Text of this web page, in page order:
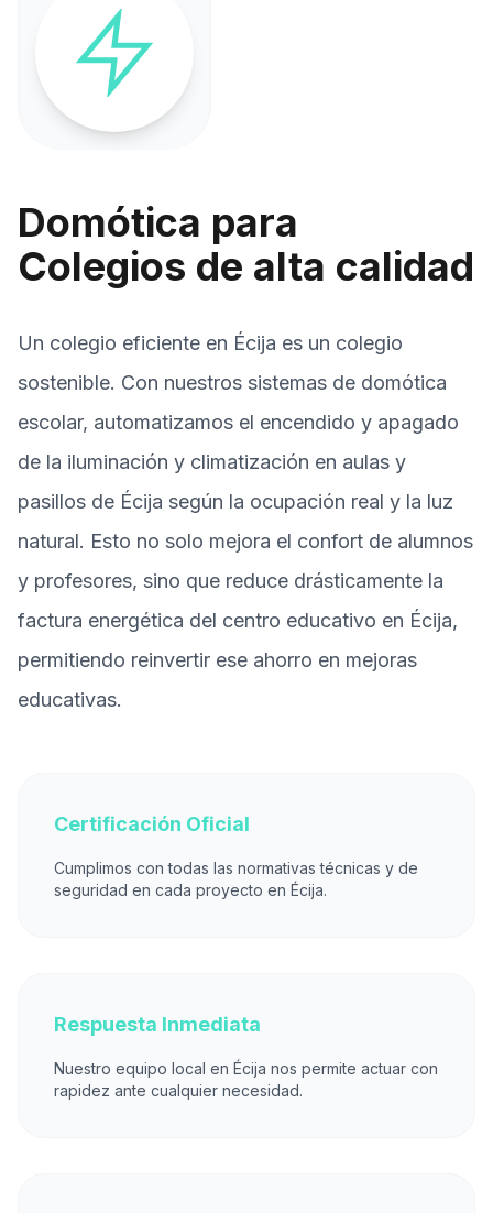
Domótica para
Colegios de alta calidad
Un colegio eficiente en Écija es un colegio
sostenible. Con nuestros sistemas de domótica
escolar, automatizamos el encendido y apagado
de la iluminación y climatización en aulas y
pasillos de Écija según la ocupación real y la luz
natural. Esto no solo mejora el confort de alumnos
y profesores, sino que reduce drásticamente la
factura energética del centro educativo en Écija,
permitiendo reinvertir ese ahorro en mejoras
educativas.
Certificación Oficial
Cumplimos con todas las normativas técnicas y de
seguridad en cada proyecto en Écija.
Respuesta Inmediata
Nuestro equipo local en Écija nos permite actuar con
rapidez ante cualquier necesidad.